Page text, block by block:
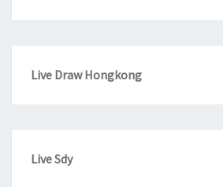
Live Draw Hongkong
Live Sdy